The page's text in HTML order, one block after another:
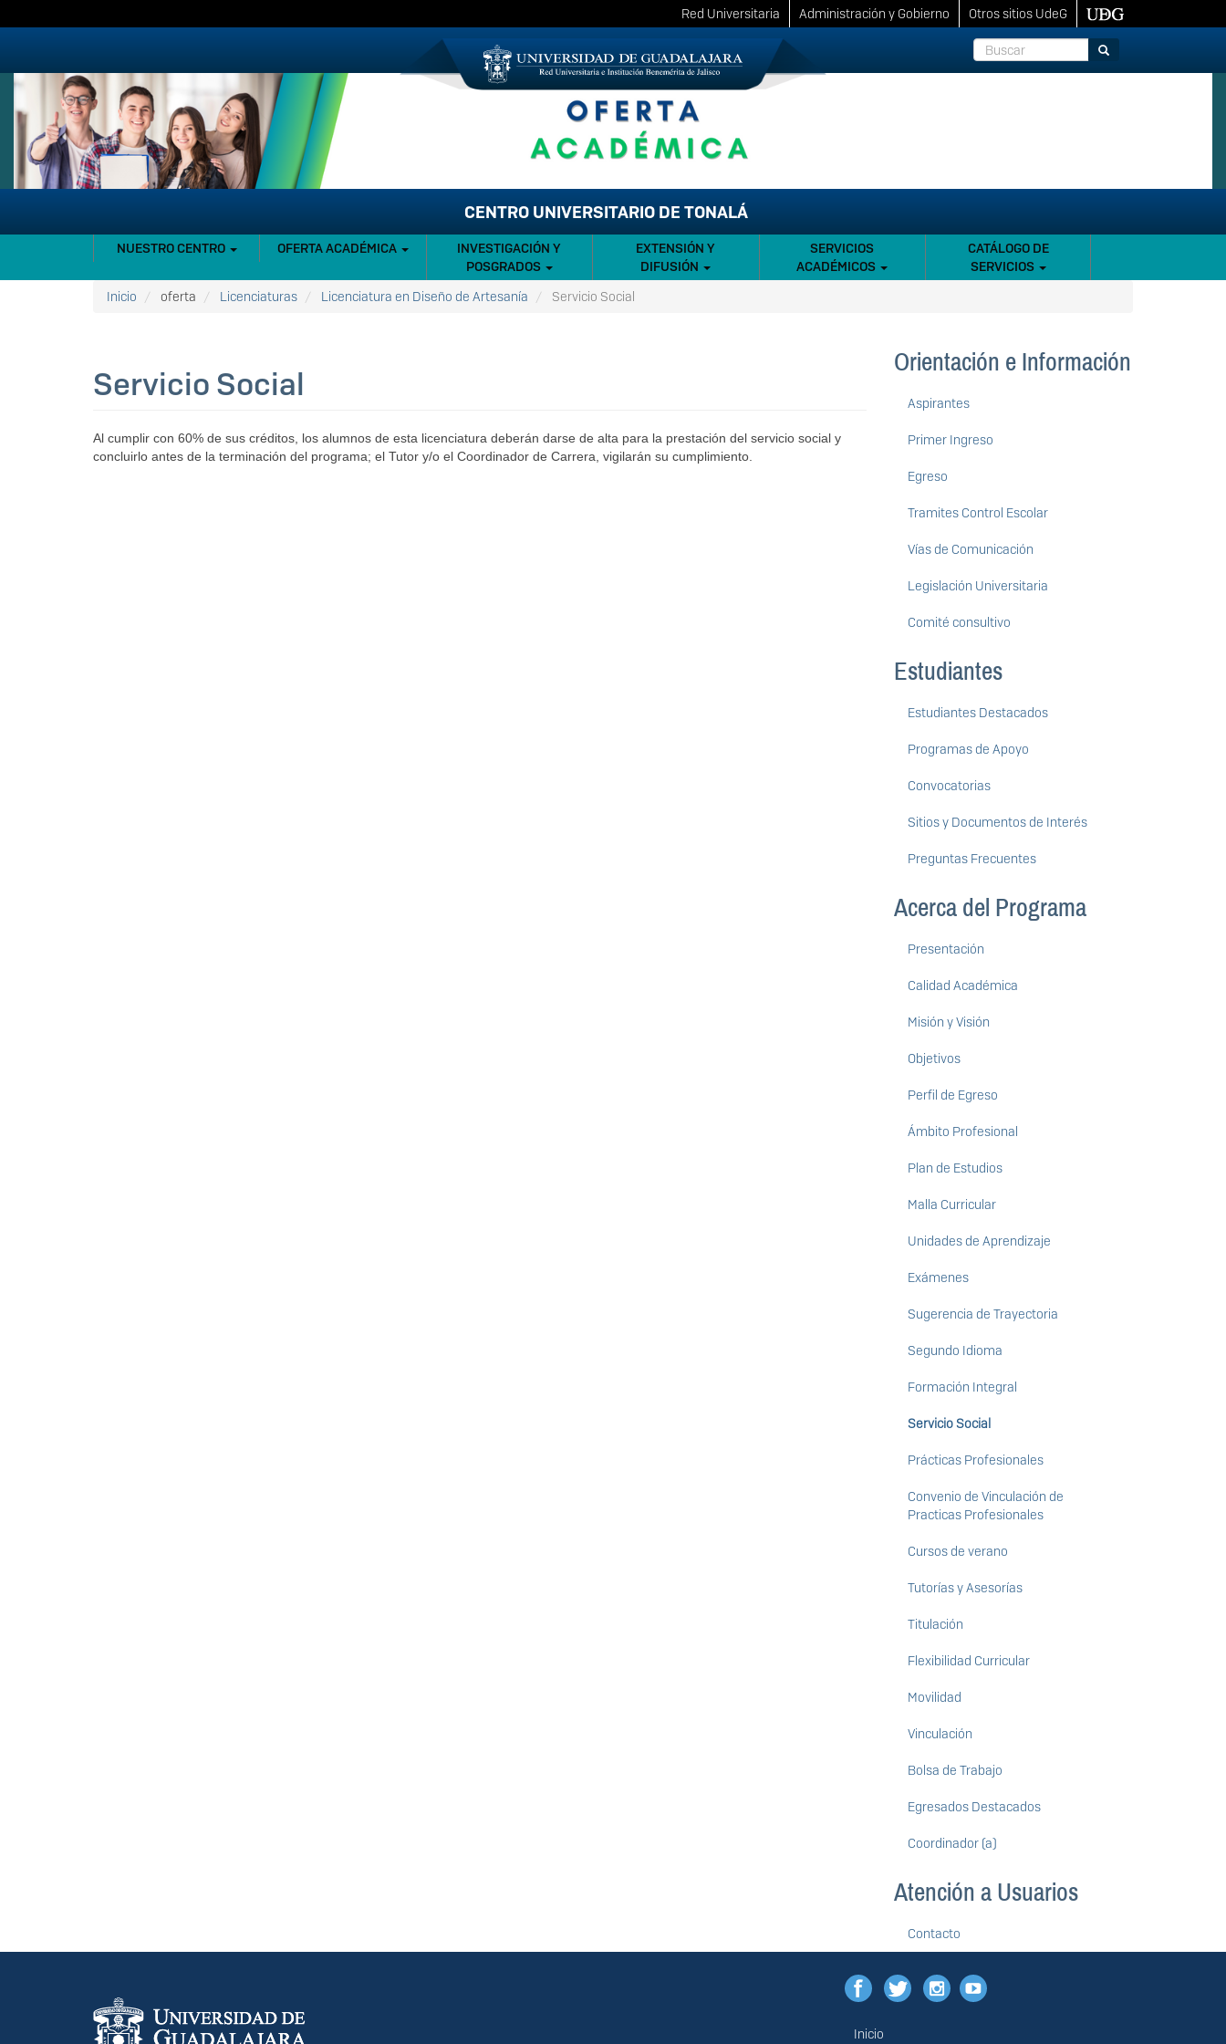
al
Red Universitaria Administración y Gobierno
Otros sitios UdeG
Buscar
Buscar
CENTRO UNIVERSITARIO DE TONALÁ
NAVEGACIÓN
PRINCIPAL
NUESTRO CENTRO OFERTA ACADÉMICA
INVESTIGACIÓN Y
POSGRADOS
EXTENSIÓN Y
DIFUSIÓN
SERVICIOS
ACADÉMICOS
CATÁLOGO DE
SERVICIOS
Inicio
oferta Licenciaturas Licenciatura en Diseño de Artesanía Servicio Social
Servicio Social
Al cumplir con 60% de sus créditos, los alumnos de esta licenciatura deberán darse de alta para la prestación del servicio social y
concluirlo antes de la terminación del programa; el Tutor y/o el Coordinador de Carrera, vigilarán su cumplimiento.
Orientación e Información
Aspirantes
Primer Ingreso
Egreso
Tramites Control Escolar
Vías de Comunicación
Legislación Universitaria
Comité consultivo
Estudiantes
Estudiantes Destacados
Programas de Apoyo
Convocatorias
Sitios y Documentos de Interés
Preguntas Frecuentes
Acerca del Programa
Presentación
Calidad Académica
Misión y Visión
Objetivos
Perfil de Egreso
Ámbito Profesional
Plan de Estudios
Malla Curricular
Unidades de Aprendizaje
Exámenes
Sugerencia de Trayectoria
Segundo Idioma
Formación Integral
Servicio Social
Prácticas Profesionales
Convenio de Vinculación de
Practicas Profesionales
Cursos de verano
Tutorías y Asesorías
Titulación
Flexibilidad Curricular
Movilidad
Vinculación
Bolsa de Trabajo
Egresados Destacados
Coordinador (a)
Atención a Usuarios
Contacto
Información del portal
Inicio